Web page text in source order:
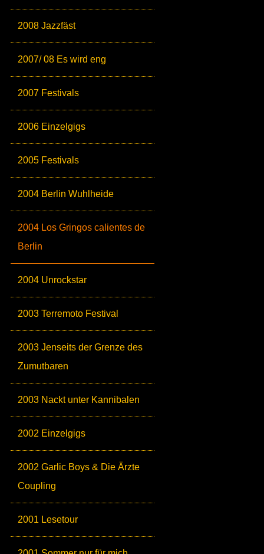
2008 Jazzfäst
2007/ 08 Es wird eng
2007 Festivals
2006 Einzelgigs
2005 Festivals
2004 Berlin Wuhlheide
2004 Los Gringos calientes de
Berlin
2004 Unrockstar
2003 Terremoto Festival
2003 Jenseits der Grenze des
Zumutbaren
2003 Nackt unter Kannibalen
2002 Einzelgigs
2002 Garlic Boys & Die Ärzte
Coupling
2001 Lesetour